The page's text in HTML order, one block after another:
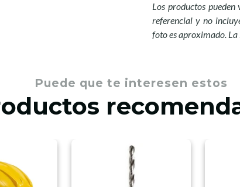
Los productos
referencial y no
foto es aproximado.
Puede que te interesen estos